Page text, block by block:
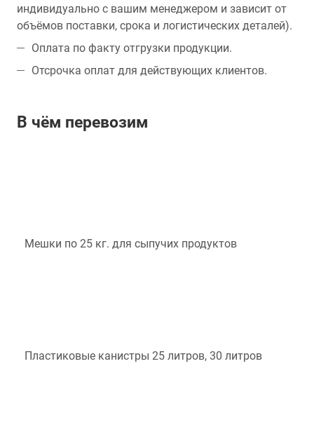
индивидуально с вашим менеджером и зависит от
объёмов поставки, срока и логистических деталей).
Оплата по факту отгрузки продукции.
Отсрочка оплат для действующих клиентов.
В чём перевозим
Мешки по 25 кг. для сыпучих продуктов
Пластиковые канистры 25 литров, 30 литров